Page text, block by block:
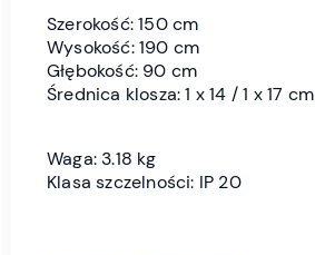
Szerokość: 150 cm
Wysokość: 190 cm
Głębokość: 90 cm
Średnica klosza: 1 x 14 / 1 x 17 cm
Waga: 3.18 kg
Klasa szczelności: IP 20